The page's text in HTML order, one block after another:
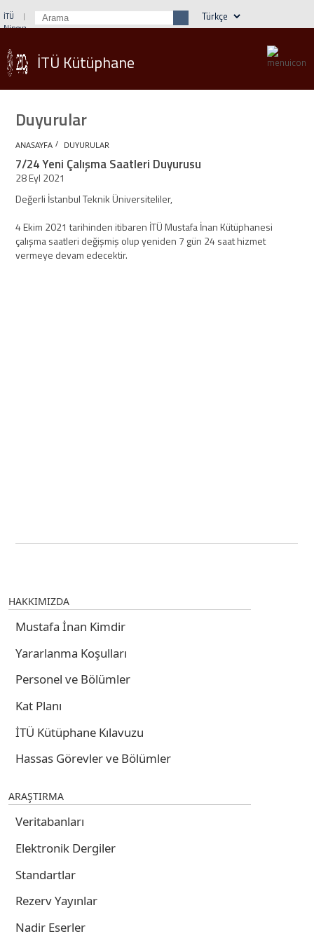
İTÜ
Ninova
İTÜ Kütüphane
Duyurular
ANASAYFA / DUYURULAR
7/24 Yeni Çalışma Saatleri Duyurusu
28 Eyl 2021
Değerli İstanbul Teknik Üniversiteliler,
4 Ekim 2021 tarihinden itibaren İTÜ Mustafa İnan Kütüphanesi
çalışma saatleri değişmiş olup yeniden 7 gün 24 saat hizmet
vermeye devam edecektir.
HAKKIMIZDA
Mustafa İnan Kimdir
Yararlanma Koşulları
Personel ve Bölümler
Kat Planı
İTÜ Kütüphane Kılavuzu
Hassas Görevler ve Bölümler
ARAŞTIRMA
Veritabanları
Elektronik Dergiler
Standartlar
Rezerv Yayınlar
Nadir Eserler